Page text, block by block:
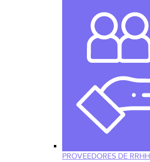
PROVEEDORES DE RRHH